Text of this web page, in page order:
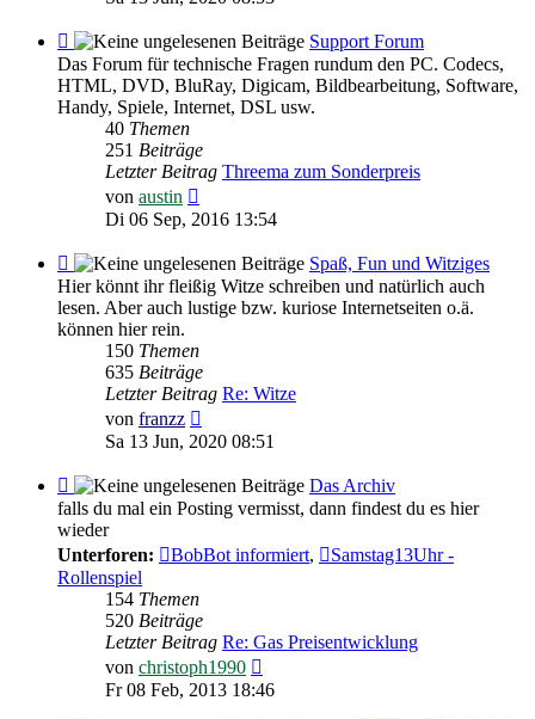
Feed
-
Support
Forum
Support Forum
Das Forum für technische Fragen rundum den PC. Codecs,
HTML, DVD, BluRay, Digicam, Bildbearbeitung, Software,
Handy, Spiele, Internet, DSL usw.
40 Themen
251 Beiträge
Letzter Beitrag Threema zum Sonderpreis
von austin
Beitrag
Di 06 Sep, 2016 13:54
Feed
-
Spaß,
Fun
Witziges
Spaß, Fun und Witziges
Hier könnt ihr fleißig Witze schreiben und natürlich auch
lesen. Aber auch lustige bzw. kuriose Internetseiten o.ä.
können hier rein.
150 Themen
635 Beiträge
Letzter Beitrag Re: Witze
von franzz
Beitrag
Sa 13 Jun, 2020 08:51
Feed
-
Das
Archiv
Das Archiv
falls du mal ein Posting vermisst, dann findest du es hier
wieder
Unterforen:
BobBot informiert,
Samstag13Uhr -
Rollenspiel
154 Themen
520 Beiträge
Letzter Beitrag Re: Gas Preisentwicklung
von christoph1990
Beitrag
Fr 08 Feb, 2013 18:46